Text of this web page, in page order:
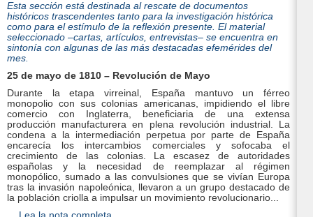
Esta sección está destinada al rescate de documentos
históricos trascendentes tanto para la investigación histórica
como para el estímulo de la reflexión presente. El material
seleccionado –cartas, artículos, entrevistas– se encuentra en
sintonía con algunas de las más destacadas efemérides del
mes.
25 de mayo de 1810 – Revolución de Mayo
Durante la etapa virreinal, España mantuvo un férreo
monopolio con sus colonias americanas, impidiendo el libre
comercio con Inglaterra, beneficiaria de una extensa
producción manufacturera en plena revolución industrial. La
condena a la intermediación perpetua por parte de España
encarecía los intercambios comerciales y sofocaba el
crecimiento de las colonias. La escasez de autoridades
españolas y la necesidad de reemplazar al régimen
monopólico, sumado a las convulsiones que se vivían Europa
tras la invasión napoleónica, llevaron a un grupo destacado de
la población criolla a impulsar un movimiento revolucionario...